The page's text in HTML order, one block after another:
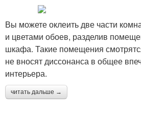
Вы можете оклеить две части
и цветами обоев, разделив
шкафа. Такие помещения
не вносят диссонанса в общее
интерьера.
читать дальше →